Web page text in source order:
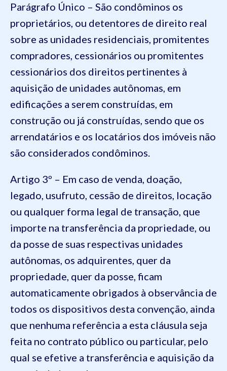
Parágrafo Único – São condôminos os
proprietários, ou detentores de direito real
sobre as unidades residenciais, promitentes
compradores, cessionários ou promitentes
cessionários dos direitos pertinentes à
aquisição de unidades autônomas, em
edificações a serem construídas, em
construção ou já construídas, sendo que os
arrendatários e os locatários dos imóveis não
são considerados condôminos.
Artigo 3º – Em caso de venda, doação,
legado, usufruto, cessão de direitos, locação
ou qualquer forma legal de transação, que
importe na transferência da propriedade, ou
da posse de suas respectivas unidades
autônomas, os adquirentes, quer da
propriedade, quer da posse, ficam
automaticamente obrigados à observância de
todos os dispositivos desta convenção, ainda
que nenhuma referência a esta cláusula seja
feita no contrato público ou particular, pelo
qual se efetive a transferência e aquisição da